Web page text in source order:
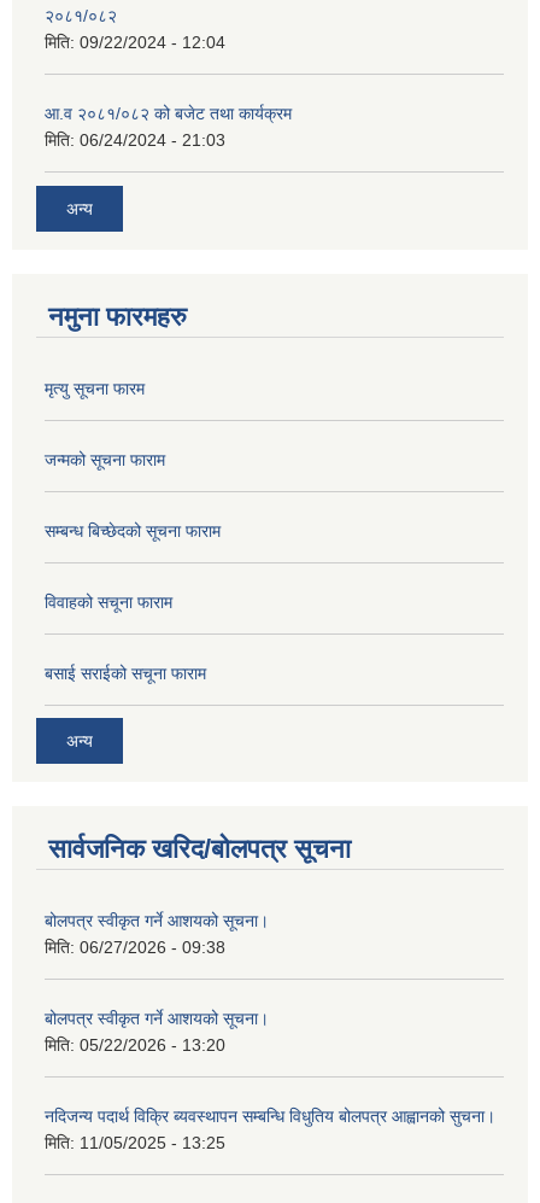
२०८१/०८२
मिति: 09/22/2024 - 12:04
आ.व २०८१/०८२ को बजेट तथा कार्यक्रम
मिति: 06/24/2024 - 21:03
अन्य
नमुना फारमहरु
मृत्यु सूचना फारम
जन्मको सूचना फाराम
सम्बन्ध बिच्छेदको सूचना फाराम
विवाहको सचूना फाराम
बसाई सराईको सचूना फाराम
अन्य
सार्वजनिक खरिद/बोलपत्र सूचना
बोलपत्र स्वीकृत गर्ने आशयको सूचना।
मिति: 06/27/2026 - 09:38
बोलपत्र स्वीकृत गर्ने आशयको सूचना।
मिति: 05/22/2026 - 13:20
नदिजन्य पदार्थ विक्रि ब्यवस्थापन सम्बन्धि विधुतिय बोलपत्र आह्वानको सुचना।
मिति: 11/05/2025 - 13:25